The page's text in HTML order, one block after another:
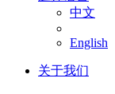
中文
English
关于我们